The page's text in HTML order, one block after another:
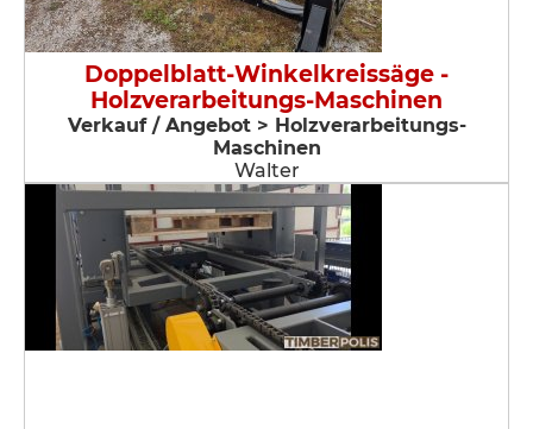
Doppelblatt-Winkelkreissäge -
Holzverarbeitungs-Maschinen
Verkauf / Angebot > Holzverarbeitungs-
Maschinen
Walter